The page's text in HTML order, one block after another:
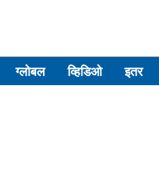
ग्लोबल व्हिडिओ इतर